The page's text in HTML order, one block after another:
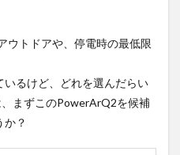
ウトドアや、停電時の最低限
いるけど、どれを選んだらい
まずこのPowerArQ2を候補
か？